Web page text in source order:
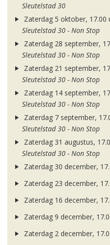
Sleutelstad 30
Zaterdag 5 oktober, 17.00
Sleutelstad 30 - Non Stop
Zaterdag 28 september,
Sleutelstad 30 - Non Stop
Zaterdag 21 september,
Sleutelstad 30 - Non Stop
Zaterdag 14 september,
Sleutelstad 30 - Non Stop
Zaterdag 7 september,
Sleutelstad 30 - Non Stop
Zaterdag 31 augustus,
Sleutelstad 30 - Non Stop
Zaterdag 30 december,
Zaterdag 23 december,
Zaterdag 16 december,
Zaterdag 9 december,
Zaterdag 2 december,